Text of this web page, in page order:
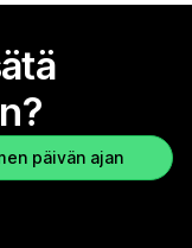
päivän ajan